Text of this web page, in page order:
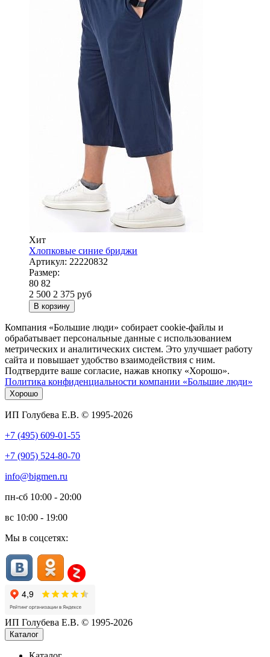
Хит
Хлопковые синие бриджи
Артикул: 22220832
Размер:
80 82
2 500 2 375 руб
В корзину
Компания «Большие люди» собирает cookie-файлы и
обрабатывает персональные данные с использованием
метрических и аналитических систем. Это улучшает работу
сайта и повышает удобство взаимодействия с ним.
Подтвердите ваше согласие, нажав кнопку «Хорошо».
Политика конфиденциальности компании «Большие люди»
Хорошо
ИП Голубева Е.В. © 1995-2026
+7 (495) 609-01-55
+7 (905) 524-80-70
info@bigmen.ru
пн-сб 10:00 - 20:00
вс 10:00 - 19:00
Мы в соцсетях:
ИП Голубева Е.В. © 1995-2026
Каталог